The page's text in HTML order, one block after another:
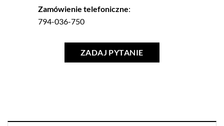
Zamówienie telefoniczne:
794-036-750
ZADAJ PYTANIE